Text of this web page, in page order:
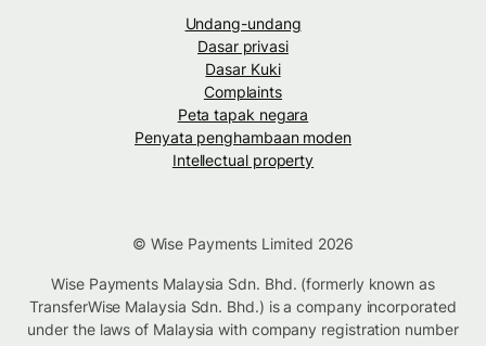
Undang-undang
Dasar privasi
Dasar Kuki
Complaints
Peta tapak negara
Penyata penghambaan moden
Intellectual property
© Wise Payments Limited 2026
Wise Payments Malaysia Sdn. Bhd. (formerly known as
TransferWise Malaysia Sdn. Bhd.) is a company incorporated
under the laws of Malaysia with company registration number